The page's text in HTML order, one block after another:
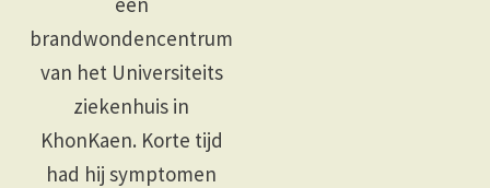
brandwondencentrum
van het Universiteits
ziekenhuis in
KhonKaen. Korte tijd
had hij symptomen